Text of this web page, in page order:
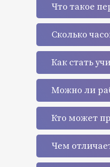
Что такое
Сколько
Как стать
Можно ли
Кто может
Чем